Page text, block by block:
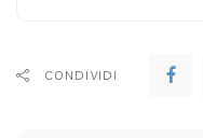
CONDIVIDI